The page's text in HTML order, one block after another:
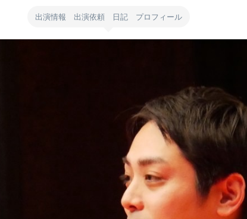
出演情報 出演依頼 日記 プロフィール